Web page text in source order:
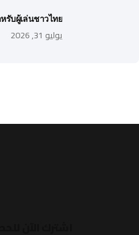
รับผู้เล่นชาวไทย
يوليو 31, 2026